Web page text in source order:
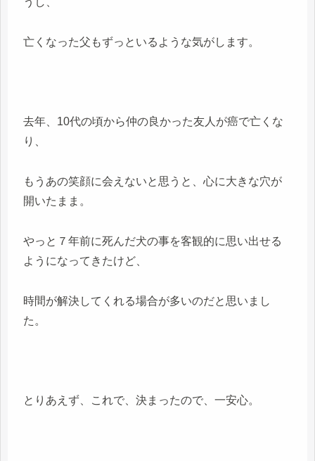
亡くなった父もずっといるような気がします。
去年、10代の頃から仲の良かった友人が癌で亡くな
り、
もうあの笑顔に会えないと思うと、心に大きな穴が
開いたまま。
やっと７年前に死んだ犬の事を客観的に思い出せる
ようになってきたけど、
時間が解決してくれる場合が多いのだと思いまし
た。
とりあえず、これで、決まったので、一安心。